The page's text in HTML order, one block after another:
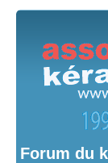
Forum du